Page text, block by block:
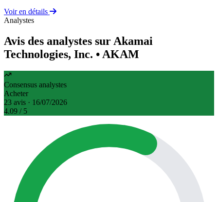
Voir en détails
Analystes
Avis des analystes sur Akamai
Technologies, Inc. • AKAM
Consensus analystes
Acheter
23 avis · 16/07/2026
4.09 / 5